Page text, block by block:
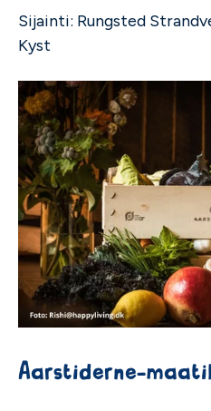
Sijainti: Rungsted
Kyst
Aarstiderne-